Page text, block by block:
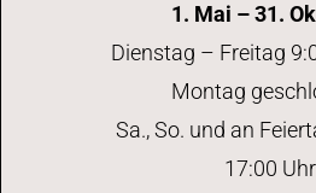
1. Mai – 31.
Dienstag – Freitag
Montag
Sa., So. und an
17:00 Uhr